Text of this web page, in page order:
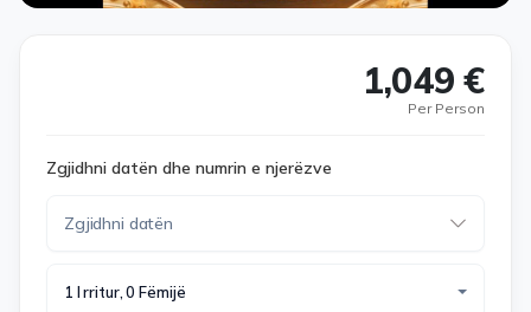
1,049 €
Per Person
Zgjidhni datën dhe numrin e njerëzve
1 I rritur, 0 Fëmijë